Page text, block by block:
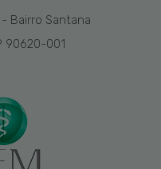
Bairro Santana
90620-001